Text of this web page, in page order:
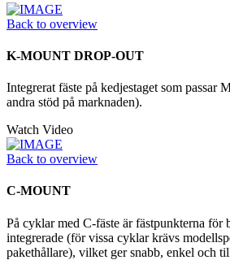
Back to overview
K-MOUNT DROP-OUT
Integrerat fäste på kedjestaget som passar
andra stöd på marknaden).
Watch Video
Back to overview
C-MOUNT
På cyklar med C-fäste är fästpunkterna för
integrerade (för vissa cyklar krävs
pakethållare), vilket ger snabb, enkel och